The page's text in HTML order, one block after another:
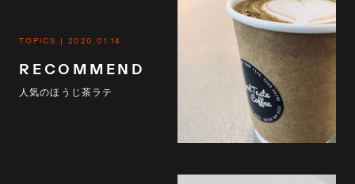
TOPICS 2020.01.14
RECOMMEND
人気のほうじ茶ラテ